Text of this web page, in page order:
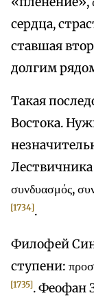
сердца,
ставшая
долгим
Такая
Востока.
Лествичника
συνδυασμός,
[1734].
Филофей
ступени:
[1735]. Феофан